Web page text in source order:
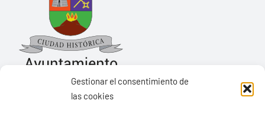
Gestionar el consentimiento de
las cookies